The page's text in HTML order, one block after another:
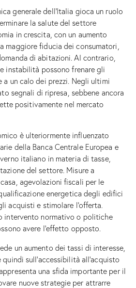
generale dell’Italia gioca un ruolo
la salute del settore
in crescita, con un aumento
maggiore fiducia dei consumatori,
di abitazioni. Al contrario,
instabilità possono frenare gli
a un calo dei prezzi. Negli ultimi
segnali di ripresa, sebbene ancora
positivamente nel mercato
è ulteriormente influenzato
della Banca Centrale Europea e
italiano in materia di tasse,
del settore. Misure a
agevolazioni fiscali per le
energetica degli edifici
acquisti e stimolare l’offerta.
intervento normativo o politiche
avere l’effetto opposto.
un aumento dei tassi di interesse,
sull’accessibilità all’acquisto
una sfida importante per il
nuove strategie per attrarre